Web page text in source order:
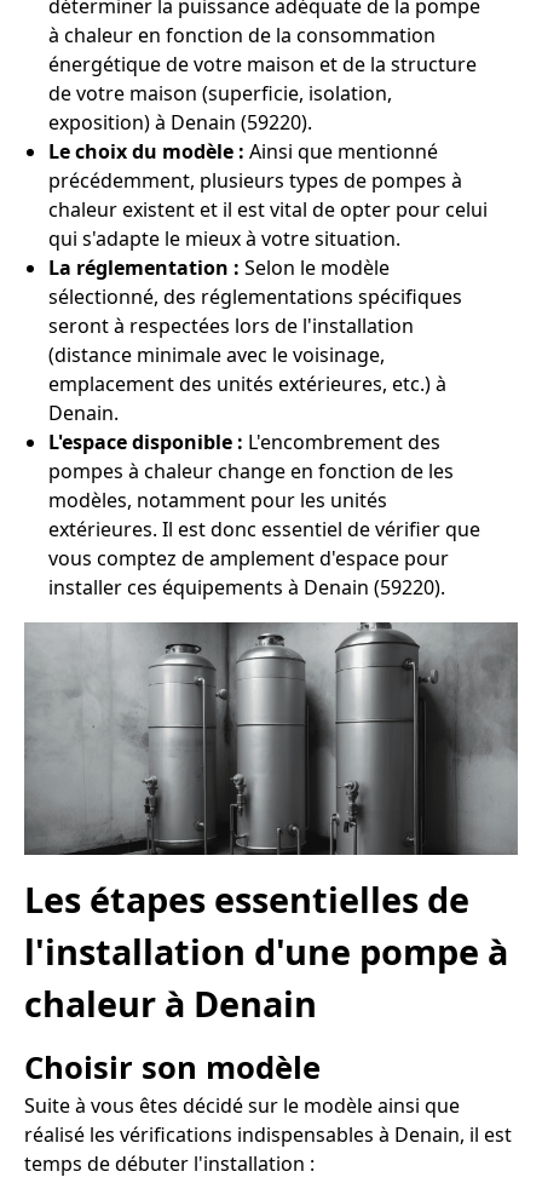
déterminer la puissance adéquate de la pompe
à chaleur en fonction de la consommation
énergétique de votre maison et de la structure
de votre maison (superficie, isolation,
exposition) à Denain (59220).
Le choix du modèle : Ainsi que mentionné
précédemment, plusieurs types de pompes à
chaleur existent et il est vital de opter pour celui
qui s'adapte le mieux à votre situation.
La réglementation : Selon le modèle
sélectionné, des réglementations spécifiques
seront à respectées lors de l'installation
(distance minimale avec le voisinage,
emplacement des unités extérieures, etc.) à
Denain.
L'espace disponible : L'encombrement des
pompes à chaleur change en fonction de les
modèles, notamment pour les unités
extérieures. Il est donc essentiel de vérifier que
vous comptez de amplement d'espace pour
installer ces équipements à Denain (59220).
Les étapes essentielles de
l'installation d'une pompe à
chaleur à Denain
Choisir son modèle
Suite à vous êtes décidé sur le modèle ainsi que
réalisé les vérifications indispensables à Denain, il est
temps de débuter l'installation :